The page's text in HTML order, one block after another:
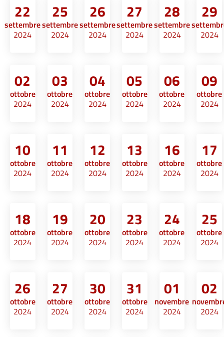
22
settembre
2024
25
settembre
2024
26
settembre
2024
27
settembre
2024
28
settembre
2024
29
2024
02
ottobre
2024
03
ottobre
2024
04
ottobre
2024
05
ottobre
2024
06
ottobre
2024
09
ottobre
2024
10
ottobre
2024
11
ottobre
2024
12
ottobre
2024
13
ottobre
2024
16
ottobre
2024
17
ottobre
2024
18
ottobre
2024
19
ottobre
2024
20
ottobre
2024
23
ottobre
2024
24
ottobre
2024
25
ottobre
2024
26
ottobre
2024
27
ottobre
2024
30
ottobre
2024
31
ottobre
2024
01
novembre
2024
02
2024